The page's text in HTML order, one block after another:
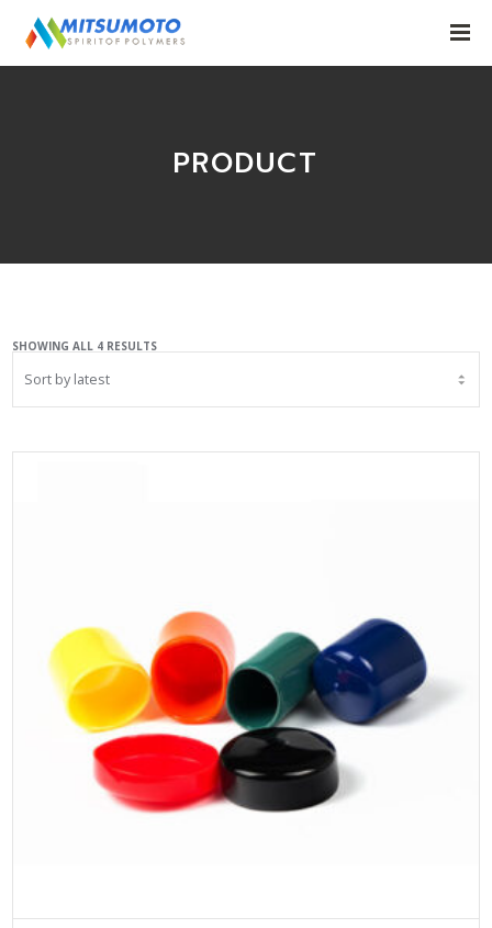
PRODUCT
SHOWING ALL 4 RESULTSSORTED
BY